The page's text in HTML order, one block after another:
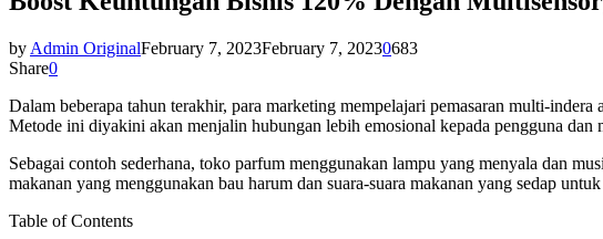
by Admin OriginalFebruary 7, 2023February 7, 20230683
Share0
Dalam beberapa tahun terakhir, para marketing mempelajari pemasaran multi-indera
Metode ini diyakini akan menjalin hubungan lebih emosional kepada pengguna dan
Sebagai contoh sederhana, toko parfum menggunakan lampu yang menyala dan
makanan yang menggunakan bau harum dan suara-suara makanan yang sedap
Table of Contents